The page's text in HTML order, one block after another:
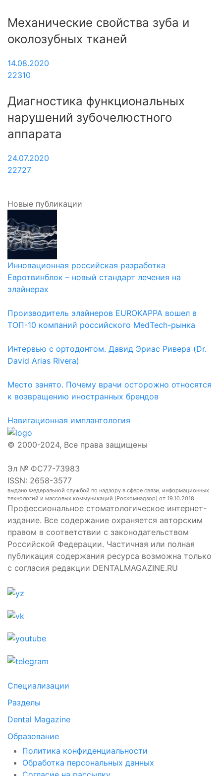
Механические свойства зуба и
околозубных тканей
14.08.2020
22310
Диагностика функциональных
нарушений зубочелюстного
аппарата
24.07.2020
22727
Новые публикации
Инновационная российская разработка
Евротвинблок – новый стандарт лечения на
элайнерах
Производитель элайнеров EUROKAPPA вошел в
ТОП-10 компаний российского MedTech-рынка
Интервью с ортодонтом. Давид Эриас Ривера (Dr.
David Arias Rivera)
Место занято. Почему врачи осторожно относятся
к возвращению иностранных брендов
Навигационная имплантология
© 2000-2024, Все права защищены
Эл № ФС77-73983
ISSN: 2658-3577
выдано Федеральной службой по надзору в сфере связи, информационных
технологий и массовых коммуникаций (Роскомнадзор) от 19.10.2018
Профессиональное стоматологическое интернет-
издание. Все содержание охраняется авторским
правом в соответствии с законодательством
Российской Федерации. Частичная или полная
публикация содержания ресурса возможна только
с согласия редакции DENTALMAGAZINE.RU
Специализации
Разделы
Dental Magazine
Образование
Политика конфиденциальности
Обработка персональных данных